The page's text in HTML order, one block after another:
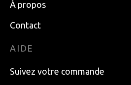
À propos
Contact
AIDE
Suivez votre commande